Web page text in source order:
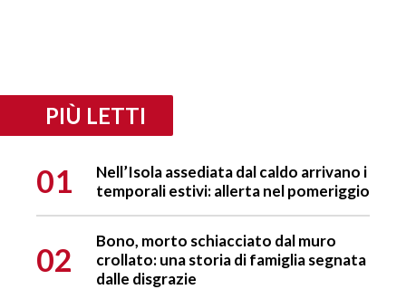
PIÙ LETTI
01
Nell’Isola assediata dal caldo arrivano i
temporali estivi: allerta nel pomeriggio
02
Bono, morto schiacciato dal muro
crollato: una storia di famiglia segnata
dalle disgrazie